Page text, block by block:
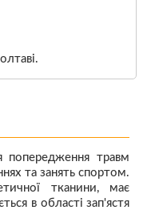
попередження травм
та занять спортом.
тканини, має
в області зап'ястя